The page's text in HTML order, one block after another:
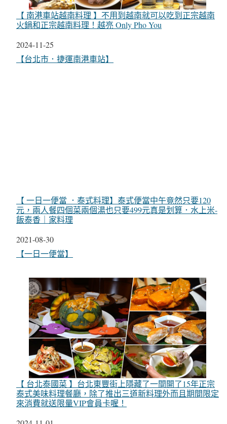
【 南港車站越南料理 】不用到越南就可以吃到正宗越南
火鍋和正宗越南料理！越亮 Only Pho You
日期
2024-11-25
關於
【台北市．捷運南港車站】
【 一日一便當 ．泰式料理】泰式便當中午竟然只要120
元，兩人餐四個菜兩個湯也只要499元真是划算．水上米-
飯泰香｜家料理
日期
2021-08-30
關於
【一日一便當】
【 台北泰國菜 】台北東豐街上隱藏了一間開了15年正宗
泰式美味料理餐廳，除了推出三道新料理外而且期間限定
來消費就送限量VIP會員卡喔！